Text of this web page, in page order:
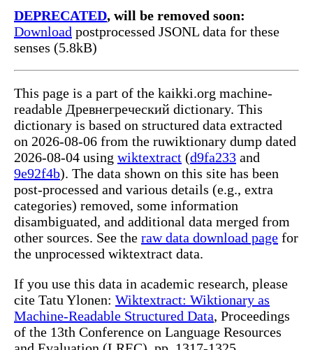
DEPRECATED, will be removed soon:
Download postprocessed JSONL data for these
senses (5.8kB)
This page is a part of the kaikki.org machine-
readable Древнегреческий dictionary. This
dictionary is based on structured data extracted
on 2026-08-06 from the ruwiktionary dump dated
2026-08-04 using wiktextract (d9fa233 and
9e92f4b). The data shown on this site has been
post-processed and various details (e.g., extra
categories) removed, some information
disambiguated, and additional data merged from
other sources. See the raw data download page for
the unprocessed wiktextract data.
If you use this data in academic research, please
cite Tatu Ylonen: Wiktextract: Wiktionary as
Machine-Readable Structured Data, Proceedings
of the 13th Conference on Language Resources